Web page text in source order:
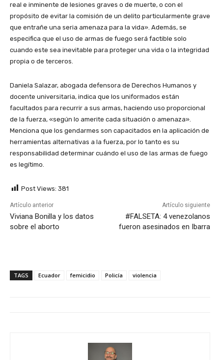
real e inminente de lesiones graves o de muerte, o con el
propósito de evitar la comisión de un delito particularmente grave
que entrañe una seria amenaza para la vida». Además, se
especifica que el uso de armas de fuego será factible solo
cuando este sea inevitable para proteger una vida o la integridad
propia o de terceros.
Daniela Salazar, abogada defensora de Derechos Humanos y
docente universitaria, indica que los uniformados están
facultados para recurrir a sus armas, haciendo uso proporcional
de la fuerza, «según lo amerite cada situación o amenaza».
Menciona que los gendarmes son capacitados en la aplicación de
herramientas alternativas a la fuerza, por lo tanto es su
responsabilidad determinar cuándo el uso de las armas de fuego
es legítimo.
Post Views: 381
Artículo anterior
Viviana Bonilla y los datos
sobre el aborto
Artículo siguiente
#FALSETA: 4 venezolanos
fueron asesinados en Ibarra
TAGS Ecuador femicidio Policía violencia